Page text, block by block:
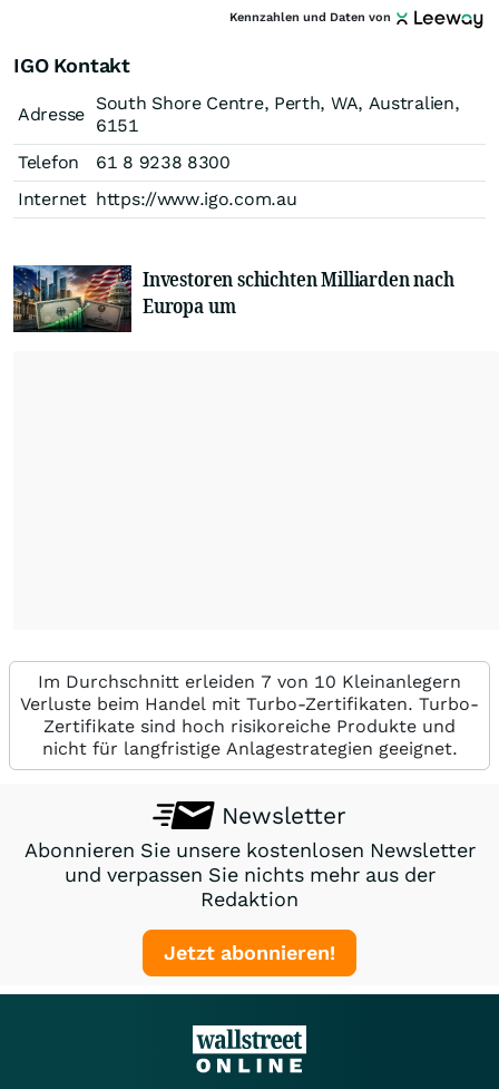
Kennzahlen und Daten von
IGO Kontakt
Adresse
South Shore Centre, Perth, WA, Australien,
6151
Telefon
61 8 9238 8300
Internet https://www.igo.com.au
Investoren schichten Milliarden nach
Europa um
Im Durchschnitt erleiden 7 von 10 Kleinanlegern
Verluste beim Handel mit Turbo-Zertifikaten. Turbo-
Zertifikate sind hoch risikoreiche Produkte und
nicht für langfristige Anlagestrategien geeignet.
Newsletter
Abonnieren Sie unsere kostenlosen Newsletter
und verpassen Sie nichts mehr aus der
Redaktion
Jetzt abonnieren!